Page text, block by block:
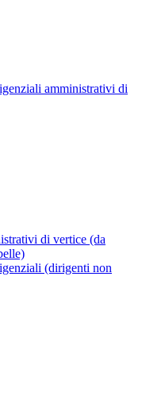
amministrativi di
di vertice (da
(dirigenti non